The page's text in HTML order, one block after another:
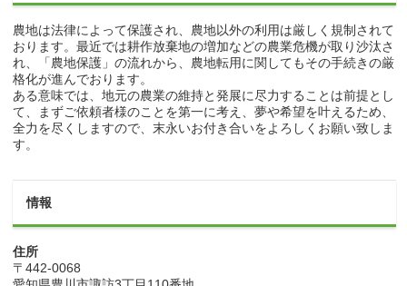
農地は法律によって保護され、農地以外の利用は厳しく規制されて
おります。最近では耕作放棄地の増加などの農業危機が取り沙汰さ
れ、「農地保護」の流れから、農地転用に関してもその手続きの厳
格化が進んでおります。
ある意味では、地元の農業の維持と発展に尽力することは前提とし
て、まずご依頼者様のことを第一に考え、夢や希望を叶えるため、
全力を尽くしますので、末永いお付き合いをよろしくお願い致しま
す。
情報
住所
〒442-0068